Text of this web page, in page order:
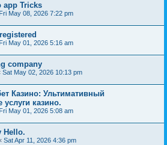
app Tricks
Fri May 08, 2026 7:22 pm
Fri May 01, 2026 5:16 am
company
Sat May 02, 2026 10:13 pm
Казино: Ультимативный
казино.
Fri May 01, 2026 5:08 am
Hello.
Sat Apr 11, 2026 4:36 pm